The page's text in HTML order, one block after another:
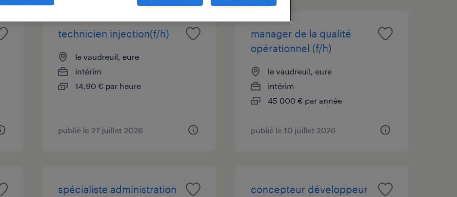
technicien injection(f/h)
le vaudreuil, eure
intérim
14,90 € par heure
publié le 27 juillet 2026
manager de la qualité
opérationnel (f/h)
le vaudreuil, eure
intérim
45 000 € par année
publié le 10 juillet 2026
spécialiste administration
concepteur développeur